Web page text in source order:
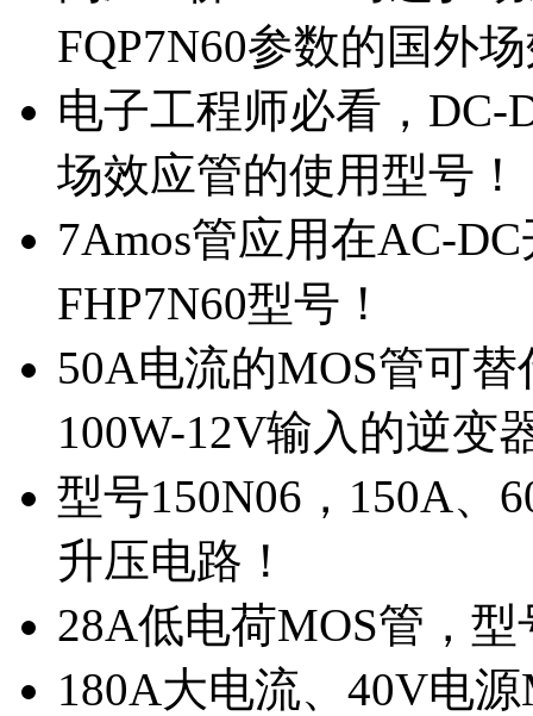
FQP7N60参数的国外
电子工程师必看，DC-
场效应管的使用型号！
7Amos管应用在AC-
FHP7N60型号！
50A电流的MOS管可
100W-12V输入的逆变
型号150N06，150A、
升压电路！
28A低电荷MOS管，
180A大电流、40V电